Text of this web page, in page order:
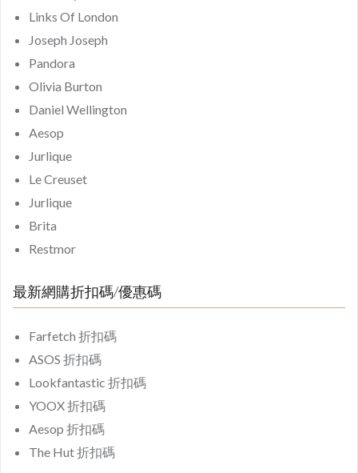
Links Of London
Joseph Joseph
Pandora
Olivia Burton
Daniel Wellington
Aesop
Jurlique
Le Creuset
Jurlique
Brita
Restmor
最新網購折扣碼/優惠碼
Farfetch 折扣碼
ASOS 折扣碼
Lookfantastic 折扣碼
YOOX 折扣碼
Aesop 折扣碼
The Hut 折扣碼